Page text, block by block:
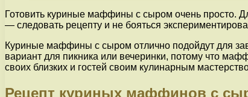
Готовить куриные маффины с сыром очень просто.
— следовать рецепту и не бояться
Куриные маффины с сыром отлично подойдут для
вариант для пикника или вечеринки, потому что
своих близких и гостей своим кулинарным
Рецепт куриных маффинов с